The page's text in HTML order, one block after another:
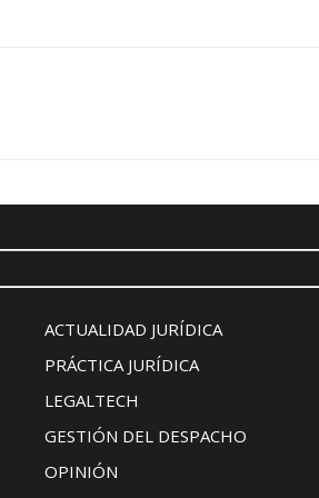
ACTUALIDAD JURÍDICA
PRÁCTICA JURÍDICA
LEGALTECH
GESTIÓN DEL DESPACHO
OPINIÓN